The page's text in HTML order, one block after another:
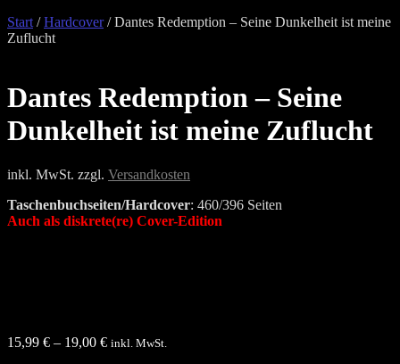
Start /Hardcover/Dantes Redemption – Seine Dunkelheit ist meine
Zuflucht
Dantes Redemption – Seine
Dunkelheit ist meine Zuflucht
inkl. MwSt. zzgl. Versandkosten
Taschenbuchseiten/Hardcover: 460/396 Seiten
Auch als diskrete(re) Cover-Edition
15,99 € – 19,00 € inkl. MwSt.